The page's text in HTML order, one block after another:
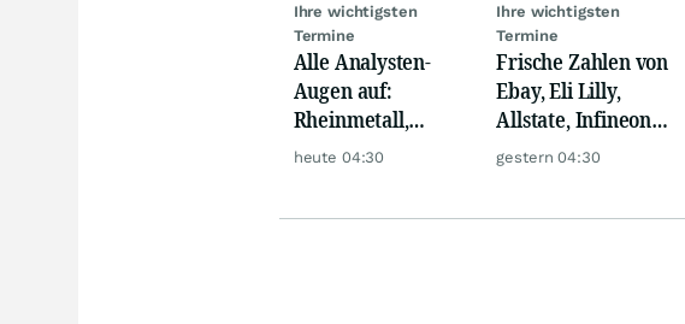
Ihre wichtigsten
Termine
Alle Analysten-
Augen auf:
Rheinmetall,
Deutsche Telekom,
heute 04:30
Ihre wichtigsten
Termine
Frische Zahlen von
Ebay, Eli Lilly,
Allstate, Infineon,
Novo Nordisk,
gestern 04:30